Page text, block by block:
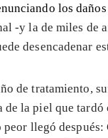
los
-y la de miles de
desencadenar
de tratamiento,
de la piel que tardó
llegó después: